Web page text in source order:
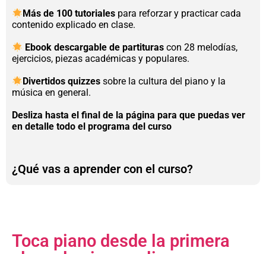
Más de 100 tutoriales para reforzar y practicar cada
contenido explicado en clase.
Ebook descargable de partituras con 28 melodías,
ejercicios, piezas académicas y populares.
Divertidos quizzes sobre la cultura del piano y la
música en general.
Desliza hasta el final de la página para que puedas ver
en detalle todo el programa del curso
¿Qué vas a aprender con el curso?
Toca piano desde la primera